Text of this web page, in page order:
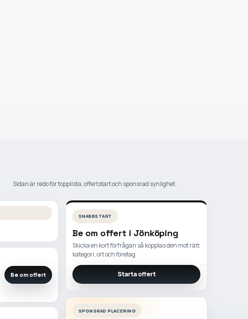
Sidan är redo för topplista, offertstart och sponsrad synlighet.
Be om offert
SNABBSTART
Be om offert i Jönköping
Skicka en kort förfrågan så kopplas den mot rätt
kategori, ort och företag.
Starta offert
SPONSRAD PLACERING